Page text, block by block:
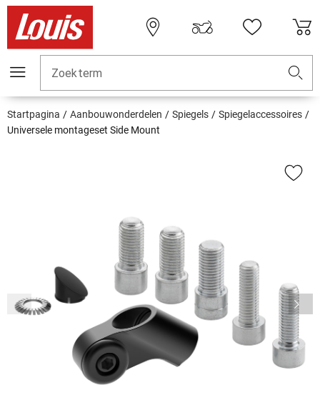
Zoekterm
Startpagina Aanbouwonderdelen Spiegels
Spiegelaccessoires
Universele montageset Side Mount